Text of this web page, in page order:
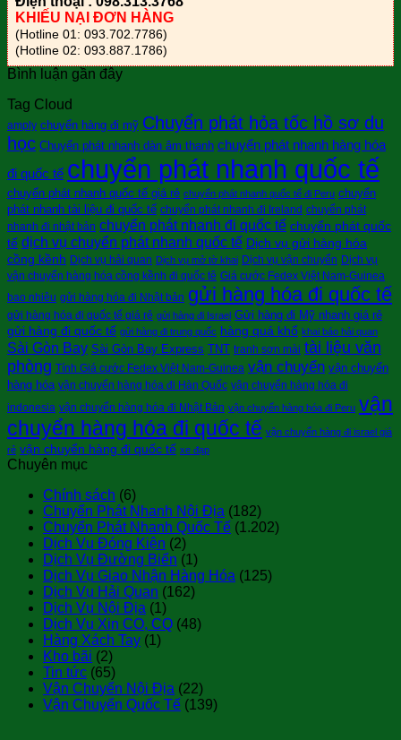
KHIẾU NẠI ĐƠN HÀNG
(Hotline 01: 093.702.7786)
(Hotline 02: 093.887.1786)
Bình luận gần đây
Tag Cloud
amply chuyển hàng đi mỹ Chuyển phát hỏa tốc hồ sơ du
học Chuyển phát nhanh dàn âm thanh chuyển phát nhanh hàng hóa
đi quốc tế chuyển phát nhanh quốc tế
chuyển phát nhanh quốc tế giá rẻ chuyển phát nhanh quốc tế đi Peru chuyển
phát nhanh tài liệu đi quốc tế chuyển phát nhanh đi Ireland chuyển phát
nhanh đi nhật bản chuyển phát nhanh đi quốc tế chuyển phát quốc
tế dịch vụ chuyển phát nhanh quốc tế Dịch vụ gửi hàng hóa
cồng kềnh Dịch vụ hải quan Dịch vụ mở tờ khai Dịch vụ vận chuyển Dịch vụ
vận chuyển hàng hóa cồng kềnh đi quốc tê Giá cước Fedex Việt Nam-Guinea
bao nhiêu gửi hàng hóa đi Nhật bản gửi hàng hóa đi quốc tế
gửi hàng hóa đi quốc tế giá rẻ gửi hàng đi Israel Gửi hàng đi Mỹ nhanh giá rẻ
gửi hàng đi quốc tế gửi hàng đi trung quốc hàng quá khổ khai báo hải quan
Sài Gòn Bay Sài Gòn Bay Express TNT tranh sơn mài tài liệu văn
phòng Tính Giá cước Fedex Việt Nam-Guinea vận chuyển vận chuyển
hàng hóa vận chuyển hàng hóa đi Hàn Quốc vận chuyển hàng hóa đi
indonesia vận chuyển hàng hóa đi Nhật Bản vận chuyển hàng hóa đi Peru vận
chuyển hàng hóa đi quốc tế vận chuyển hàng đi israel giá
rẻ vận chuyển hàng đi quốc tế xe đạp
Chuyên mục
Chính sách (6)
Chuyển Phát Nhanh Nội Địa (182)
Chuyển Phát Nhanh Quốc Tế (1.202)
Dịch Vụ Đóng Kiện (2)
Dịch Vụ Đường Biển (1)
Dịch Vụ Giao Nhận Hàng Hóa (125)
Dịch Vụ Hải Quan (162)
Dịch Vụ Nội Địa (1)
Dịch Vụ Xin CO, CQ (48)
Hàng Xách Tay (1)
Kho bãi (2)
Tin tức (65)
Vận Chuyển Nội Địa (22)
Vận Chuyển Quốc Tế (139)